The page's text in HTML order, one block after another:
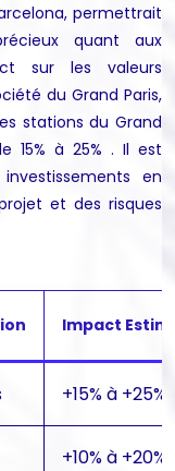
permettrait
quant aux
sur les valeurs
du Grand Paris,
stations du Grand
15% à 25% . Il est
en
et des risques
Impact
+15% à
+10% à